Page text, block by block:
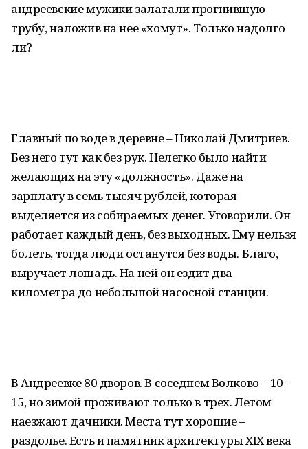
андреевские мужики залатали прогнившую
трубу, наложив на нее «хомут». Только надолго
ли?
Главный по воде в деревне – Николай Дмитриев.
Без него тут как без рук. Нелегко было найти
желающих на эту «должность». Даже на
зарплату в семь тысяч рублей, которая
выделяется из собираемых денег. Уговорили. Он
работает каждый день, без выходных. Ему нельзя
болеть, тогда люди останутся без воды. Благо,
выручает лошадь. На ней он ездит два
километра до небольшой насосной станции.
В Андреевке 80 дворов. В соседнем Волково – 10-
15, но зимой проживают только в трех. Летом
наезжают дачники. Места тут хорошие –
раздолье. Есть и памятник архитектуры XIX века